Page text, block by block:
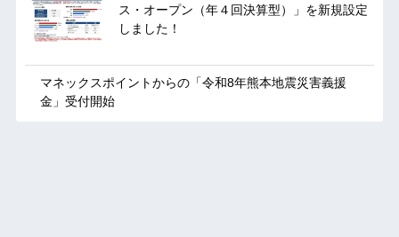
ス・オープン（年４回決算型）」を新規設定
しました！
マネックスポイントからの「令和8年熊本地震災害義援
金」受付開始